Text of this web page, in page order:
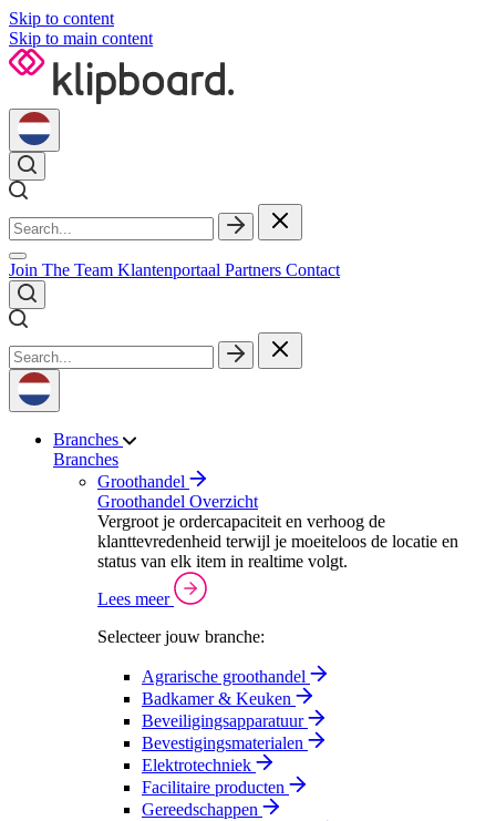
Skip to content
Skip to main content
Join The Team Klantenportaal Partners Contact
Branches
Branches
Groothandel
Groothandel Overzicht
Vergroot je ordercapaciteit en verhoog de
klanttevredenheid terwijl je moeiteloos de locatie en
status van elk item in realtime volgt.
Lees meer
Selecteer jouw branche:
Agrarische groothandel
Badkamer & Keuken
Beveiligingsapparatuur
Bevestigingsmaterialen
Elektrotechniek
Facilitaire producten
Gereedschappen